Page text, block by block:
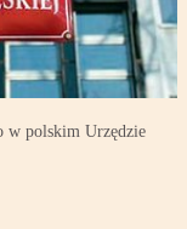
w polskim Urzędzie